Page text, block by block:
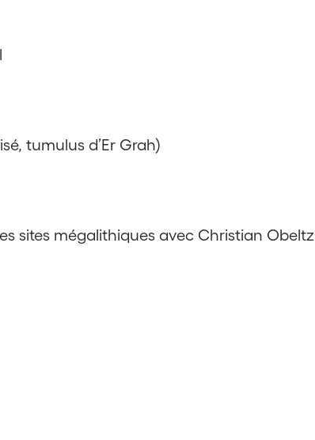
tumulus d’Er Grah)
sites mégalithiques avec Christian Obeltz